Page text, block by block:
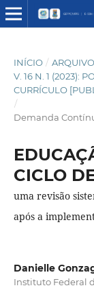
INÍCIO /
V. 16 N. 1 (2023):
CURRÍCULO
/
Demanda
CICLO
uma revisão
após a
Danielle
Instituto Federal